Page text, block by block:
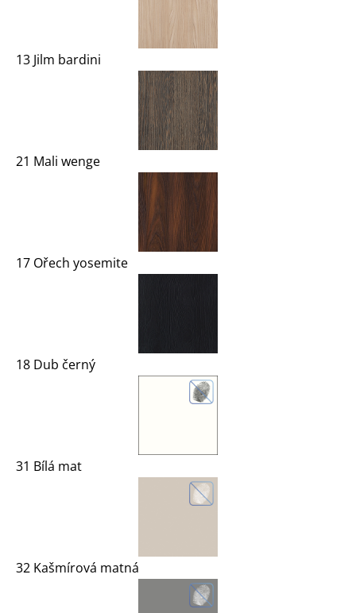
13 Jilm bardini
21 Mali wenge
17 Ořech yosemite
18 Dub černý
31 Bílá mat
32 Kašmírová matná